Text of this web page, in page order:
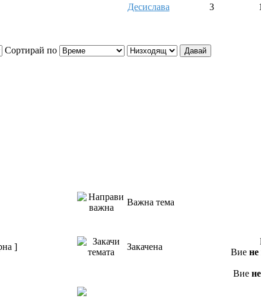
Десислава 3
Сортирай по
Важна тема
] Закачена
Вие
Вие